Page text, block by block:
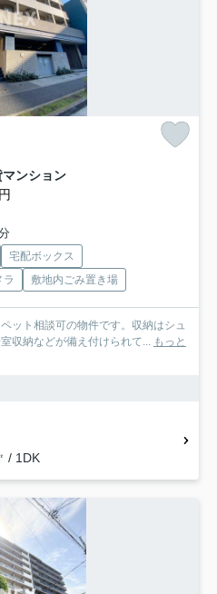
ンション
宅配ボックス
ラ 敷地内ごみ置き場
ット相談可の物件です。収納はシュ
収納などが備え付けられて... もっと
/ 1DK